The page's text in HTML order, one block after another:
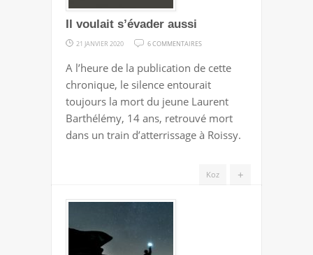
Il voulait s’évader aussi
21 JANVIER 2020 6 COMMENTAIRES
VOULAIT
S’ÉVADER
AUSSI
A l’heure de la publication de cette
chronique, le silence entourait
toujours la mort du jeune Laurent
Barthélémy, 14 ans, retrouvé mort
dans un train d’atterrissage à Roissy.
+
Koz